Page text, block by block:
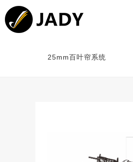
25mm百叶帘系统